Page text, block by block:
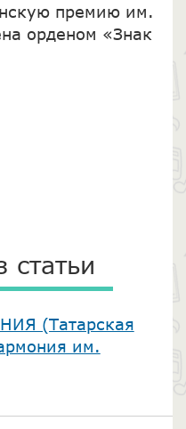
премию им.
орденом «Знак
статьи
(Татарская
им.